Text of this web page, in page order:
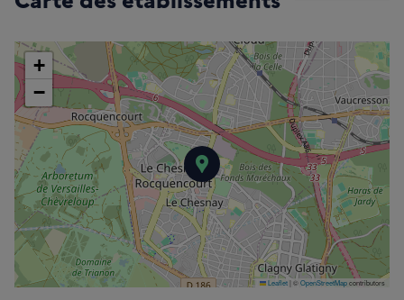
Hôpital André Mignot
+
−
Leaflet|©OpenStreetMapcontributors